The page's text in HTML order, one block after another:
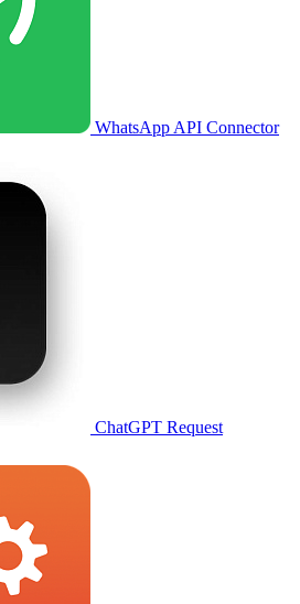
WhatsApp API Connector
ChatGPT Request